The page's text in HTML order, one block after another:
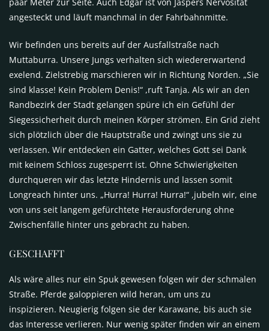
angesteckt und läuft manchmal in der Fahrbahnmitte.
Wir befinden uns bereits auf der Ausfallstraße nach
Muttaburra. Unsere Jungs verhalten sich wiedererwartend
exelend. Zielstrebig marschieren wir in Richtung Norden. „Sie
sind klasse! Kein Problem Denis!“ ,ruft Tanja. Als wir an den
Randbezirk der Stadt gelangen spüre ich ein Gefühl der
Siegessicherheit durch meinen Körper strömen. Ein Grid zieht
sich plötzlich über die Hauptstraße und zwingt uns sie zu
verlassen. Wir entdecken ein Gatter, welches Gott sei Dank
mit keinem Schloss zugesperrt ist. Ohne Schwierigkeiten
durchqueren wir das letzte Hindernis und lassen somit
Longreach hinter uns. „Hurra! Hurra! Hurra!“ ,jubeln wir, eine
von uns seit langem gefürchtete Herausforderung ohne
Zwischenfälle hinter uns gebracht zu haben.
GESCHAFFT
Als wäre alles nur ein Spuk gewesen folgen wir der schmalen
Straße. Pferde galoppieren wild heran, um uns zu
inspizieren. Neugierig folgen sie der Karawane, bis auch sie
das Interesse verlieren. Nur wenig später finden wir an einem